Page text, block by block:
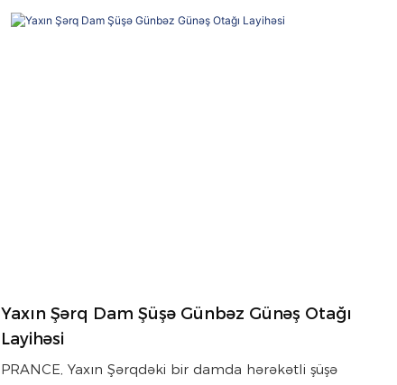
Yaxın Şərq Dam Şüşə Günbəz Günəş Otağı
Layihəsi
PRANCE, Yaxın Şərqdəki bir damda hərəkətli şüşə